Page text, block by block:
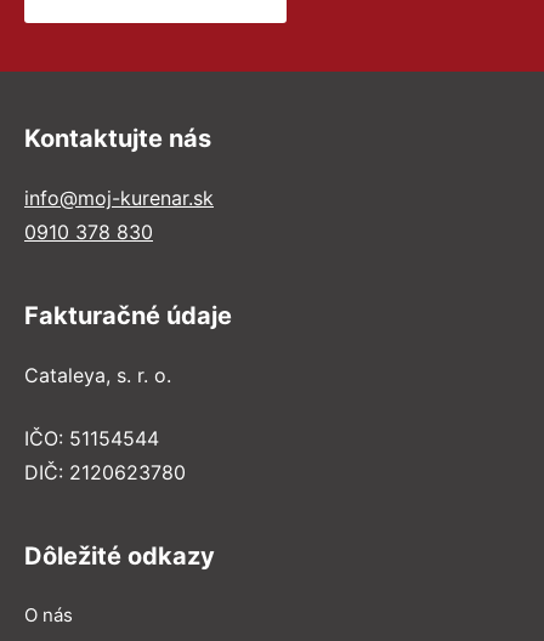
Kontaktujte nás
info@moj-kurenar.sk
0910 378 830
Fakturačné údaje
Cataleya, s. r. o.
IČO: 51154544
DIČ: 2120623780
Dôležité odkazy
O nás